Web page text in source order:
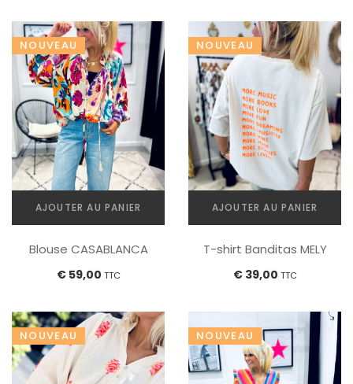
NOUVEAU
AJOUTER AU PANIER
Blouse CASABLANCA
€59,00 TTC
NOUVEAU
AJOUTER AU PANIER
T-shirt Banditas MELY
€39,00 TTC
NOUVEAU NOUVEAU